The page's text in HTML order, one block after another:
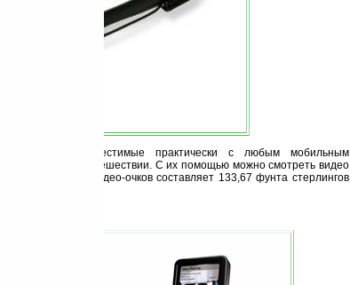
Glasses, совместимые практически с любым мобильным
или путешествии. С их помощью можно смотреть видео
Стоимость видео-очков составляет 133,67 фунта стерлингов